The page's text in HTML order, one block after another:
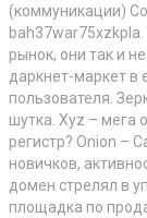
(коммуникации)
рынок, они так и
даркнет-маркет в
пользователя.
шутка. Xyz – мега
регистр? Onion –
новичков,
домен стрелял в
площадка по